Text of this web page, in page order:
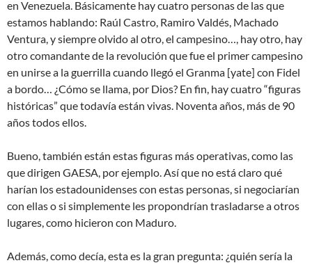
en Venezuela. Básicamente hay cuatro personas de las que
estamos hablando: Raúl Castro, Ramiro Valdés, Machado
Ventura, y siempre olvido al otro, el campesino…, hay otro, hay
otro comandante de la revolución que fue el primer campesino
en unirse a la guerrilla cuando llegó el Granma [yate] con Fidel
a bordo… ¿Cómo se llama, por Dios? En fin, hay cuatro “figuras
históricas” que todavía están vivas. Noventa años, más de 90
años todos ellos.
Bueno, también están estas figuras más operativas, como las
que dirigen GAESA, por ejemplo. Así que no está claro qué
harían los estadounidenses con estas personas, si negociarían
con ellas o si simplemente les propondrían trasladarse a otros
lugares, como hicieron con Maduro.
Además, como decía, esta es la gran pregunta: ¿quién sería la